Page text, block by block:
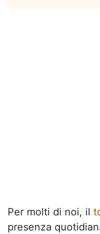
Per molti di noi, il
presenza